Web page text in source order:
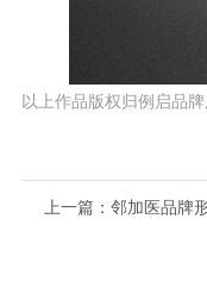
以上作品版权归例启品
上一篇 ：邻加医品牌